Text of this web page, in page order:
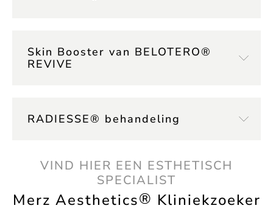
Skin Booster van BELOTERO®
REVIVE
RADIESSE® behandeling
VIND HIER EEN ESTHETISCH
SPECIALIST
Merz Aesthetics® Kliniekzoeker